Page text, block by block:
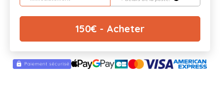
150€ - Acheter